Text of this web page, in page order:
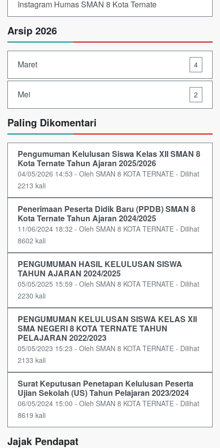
Instagram Humas SMAN 8 Kota Ternate
Arsip 2026
Maret 4
Mei 2
Paling Dikomentari
Pengumuman Kelulusan Siswa Kelas XII SMAN 8
Kota Ternate Tahun Ajaran 2025/2026
04/05/2026 14:53 - Oleh SMAN 8 KOTA TERNATE - Dilihat
2213 kali
Penerimaan Peserta Didik Baru (PPDB) SMAN 8
Kota Ternate Tahun Ajaran 2024/2025
11/06/2024 18:32 - Oleh SMAN 8 KOTA TERNATE - Dilihat
8602 kali
PENGUMUMAN HASIL KELULUSAN SISWA
TAHUN AJARAN 2024/2025
05/05/2025 15:59 - Oleh SMAN 8 KOTA TERNATE - Dilihat
2230 kali
PENGUMUMAN KELULUSAN SISWA KELAS XII
SMA NEGERI 8 KOTA TERNATE TAHUN
PELAJARAN 2022/2023
05/05/2023 15:23 - Oleh SMAN 8 KOTA TERNATE - Dilihat
2133 kali
Surat Keputusan Penetapan Kelulusan Peserta
Ujian Sekolah (US) Tahun Pelajaran 2023/2024
06/05/2024 15:00 - Oleh SMAN 8 KOTA TERNATE - Dilihat
8619 kali
Jajak Pendapat